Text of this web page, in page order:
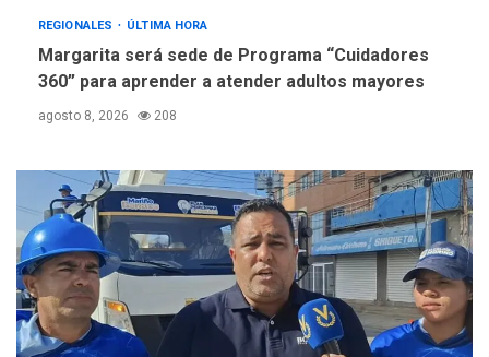
REGIONALES ÚLTIMA HORA
Margarita será sede de Programa “Cuidadores
360” para aprender a atender adultos mayores
agosto 8, 2026 208